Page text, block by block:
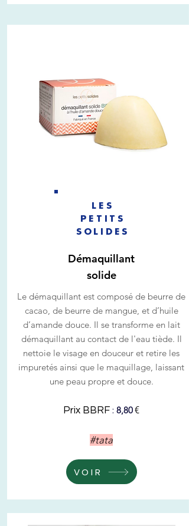
LES
PETITS
SOLIDES
Démaquillant
solide
Le démaquillant est composé de beurre de
cacao, de beurre de mangue, et d’huile
d’amande douce. Il se transforme en lait
démaquillant au contact de l'eau tiède. Il
nettoie le visage en douceur et retire les
impuretés ainsi que le maquillage, laissant
une peau propre et douce.
Prix BBRF : 8,80€
#tata
VOIR